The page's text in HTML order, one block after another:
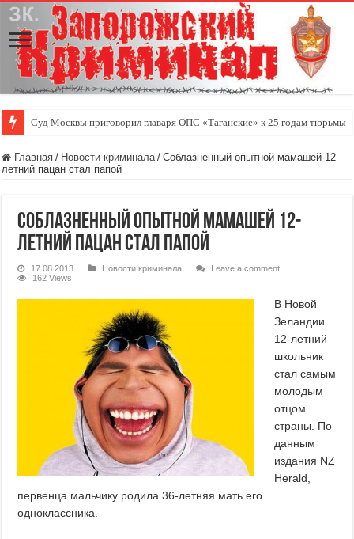
Суд Москвы приговорил главаря ОПС «Таганские» к 25 годам тюрьмы
Главная / Новости криминала / Соблазненный опытной мамашей 12-
летний пацан стал папой
Соблазненный опытной мамашей 12-
летний пацан стал папой
17.08.2013 Новости криминала
Leave a comment
162 Views
В Новой
Зеландии
12-летний
школьник
стал самым
молодым
отцом
страны. По
данным
издания NZ
Herald,
первенца мальчику родила 36-летняя мать его
одноклассника.